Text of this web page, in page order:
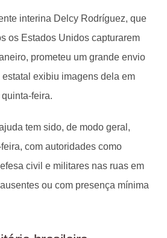
interina Delcy Rodríguez, que
os Estados Unidos capturarem
prometeu um grande envio
exibiu imagens dela em
feira.
tem sido, de modo geral,
com autoridades como
civil e militares nas ruas em
ou com presença mínima